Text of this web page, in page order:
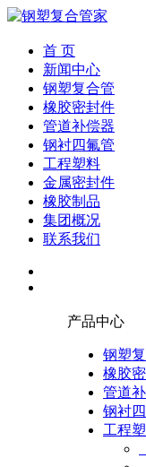
首 页
新闻中心
钢塑复合管
橡胶密封件
管道补偿器
钢衬四氟管
工程塑料
金属密封件
橡胶制品
集团概况
联系我们
产品中心
钢塑
橡胶
管道
钢衬
工程